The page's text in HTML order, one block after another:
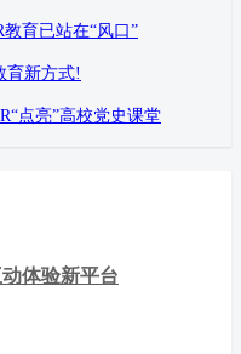
育已站在“风口”
育新方式!
点亮”高校党史课堂
体验新平台